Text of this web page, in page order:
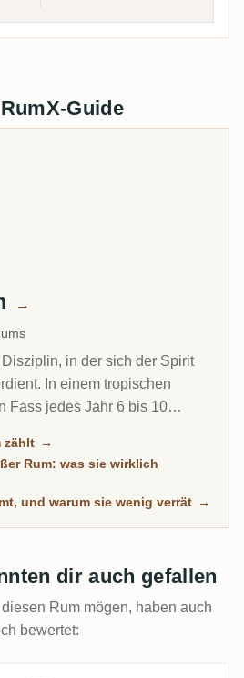
Guide
→
in der sich der Spirit
In einem tropischen
Fass jedes Jahr 6 bis 10
Rum tiefer schmecken als
Diese Übersicht versammelt
der echte Zeit im Holz
zählt →
Rum: was sie wirklich
und warum sie wenig verrät →
dir auch gefallen
Rum mögen, haben auch
bewertet: